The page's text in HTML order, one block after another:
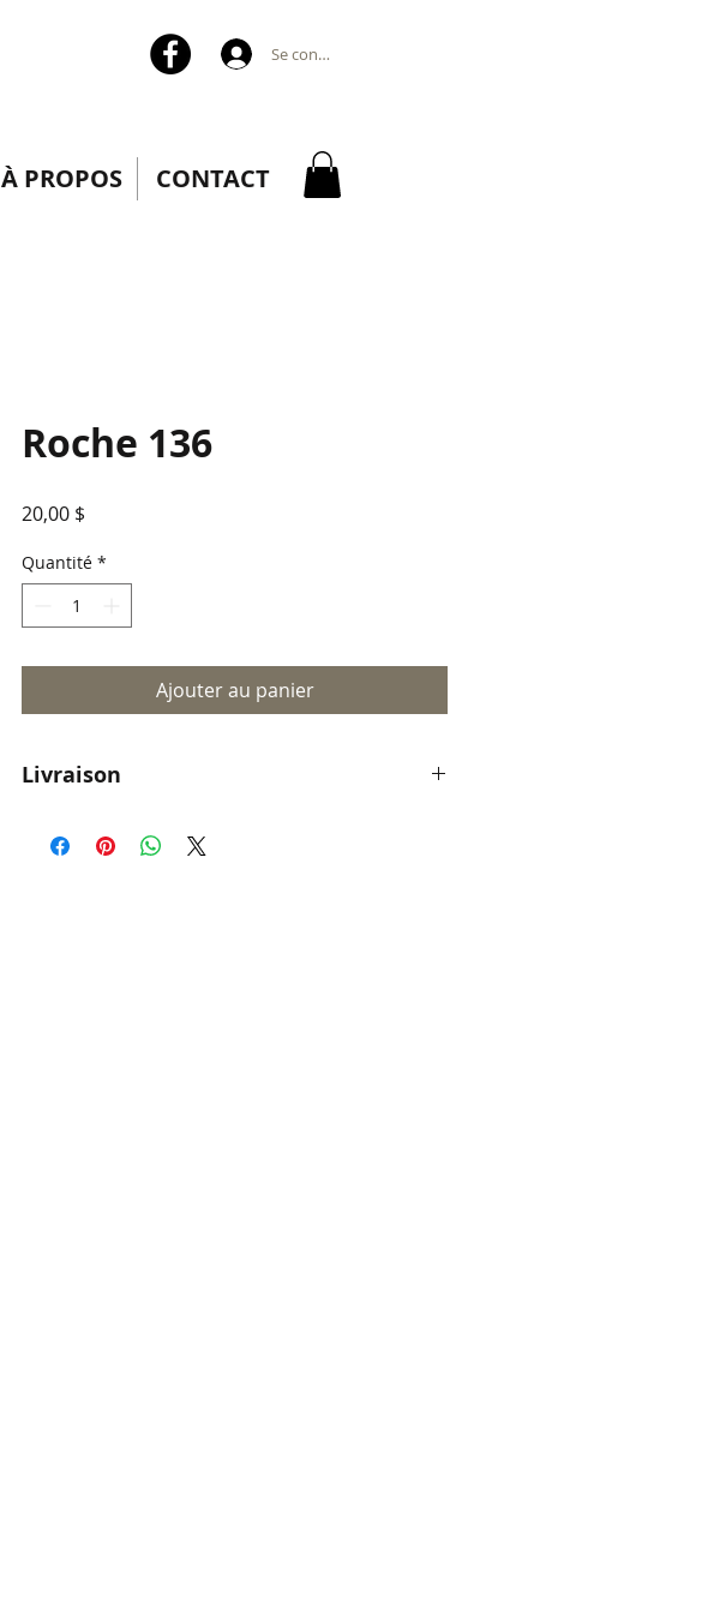
Se connecter
À PROPOS CONTACT
Roche 136
20,00 $
Quantité *
Ajouter au panier
Livraison
pour le reste du monde.